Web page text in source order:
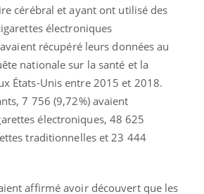
cérébral et ayant ont utilisé des
électroniques
récupéré leurs données au
nationale sur la santé et la
États-Unis entre 2015 et 2018.
7 756 (9,72%) avaient
électroniques, 48 625
traditionnelles et 23 444
affirmé avoir découvert que les